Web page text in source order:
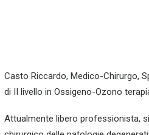
Casto Riccardo, Medico-Chirurgo,
di II livello in Ossigeno-Ozono
Attualmente libero professionista,